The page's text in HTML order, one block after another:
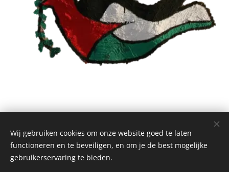
© 2021 Hope Etudiants Palestine | Alle rechten voorbehouden.
info@hope-espoir-hoop.org Cookies
Wij gebruiken cookies om onze website goed te laten
functioneren en te beveiligen, en om je de best mogelijke
gebruikerservaring te bieden.